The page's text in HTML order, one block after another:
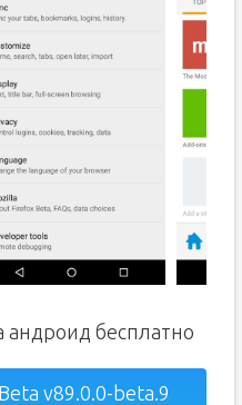
андроид бесплатно
v89.0.0-beta.9